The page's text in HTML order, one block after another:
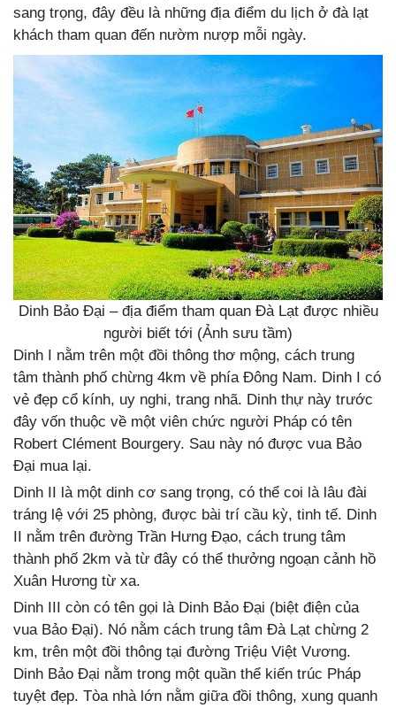
sang trọng, đây đều là những địa điểm du lịch ở đà lạt
khách tham quan đến nườm nượp mỗi ngày.
Dinh Bảo Đại – địa điểm tham quan Đà Lạt được nhiều
người biết tới (Ảnh sưu tầm)
Dinh I nằm trên một đồi thông thơ mộng, cách trung
tâm thành phố chừng 4km về phía Đông Nam. Dinh I có
vẻ đẹp cổ kính, uy nghi, trang nhã. Dinh thự này trước
đây vốn thuộc về một viên chức người Pháp có tên
Robert Clément Bourgery. Sau này nó được vua Bảo
Đại mua lại.
Dinh II là một dinh cơ sang trọng, có thể coi là lâu đài
tráng lệ với 25 phòng, được bài trí cầu kỳ, tinh tế. Dinh
II nằm trên đường Trần Hưng Đạo, cách trung tâm
thành phố 2km và từ đây có thể thưởng ngoạn cảnh hồ
Xuân Hương từ xa.
Dinh III còn có tên gọi là Dinh Bảo Đại (biệt điện của
vua Bảo Đại). Nó nằm cách trung tâm Đà Lạt chừng 2
km, trên một đồi thông tại đường Triệu Việt Vương.
Dinh Bảo Đại nằm trong một quần thể kiến trúc Pháp
tuyệt đẹp. Tòa nhà lớn nằm giữa đồi thông, xung quanh